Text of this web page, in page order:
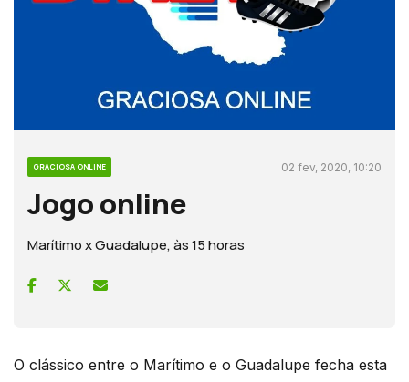
GRACIOSA ONLINE 02 fev, 2020, 10:20
Jogo online
Marítimo x Guadalupe, às 15 horas
O clássico entre o Marítimo e o Guadalupe fecha esta